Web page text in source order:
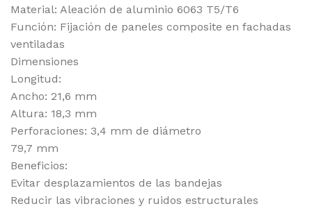
Material: Aleación de aluminio 6063 T5/T6
Función: Fijación de paneles composite en fachadas
ventiladas
Dimensiones
Longitud:
Ancho: 21,6 mm
Altura: 18,3 mm
Perforaciones: 3,4 mm de diámetro
79,7 mm
Beneficios:
Evitar desplazamientos de las bandejas
Reducir las vibraciones y ruidos estructurales